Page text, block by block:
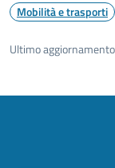
Mobilità e trasporti
Ultimo